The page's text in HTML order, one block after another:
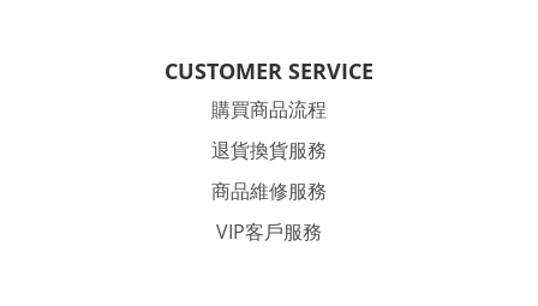
CUSTOMER SERVICE
購買商品流程
退貨換貨服務
商品維修服務
VIP客戶服務